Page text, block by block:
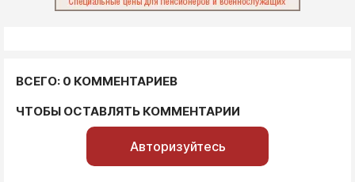
ВСЕГО: 0 КОММЕНТАРИЕВ
ЧТОБЫ ОСТАВЛЯТЬ КОММЕНТАРИИ
Авторизуйтесь